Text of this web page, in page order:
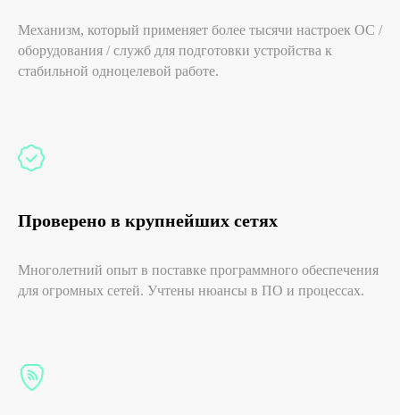
Механизм, который применяет более тысячи настроек ОС /
оборудования / служб для подготовки устройства к
стабильной одноцелевой работе.
Проверено в крупнейших сетях
Многолетний опыт в поставке программного обеспечения
для огромных сетей. Учтены нюансы в ПО и процессах.
программы ЭВМ, упоминаемые на
сайте. Способы предоставления права
использовать ПО, упомянутого на
«Addreality».
Продукт
Умная трансляция
Прайс-лист SaaS 2026
Аудио оформление